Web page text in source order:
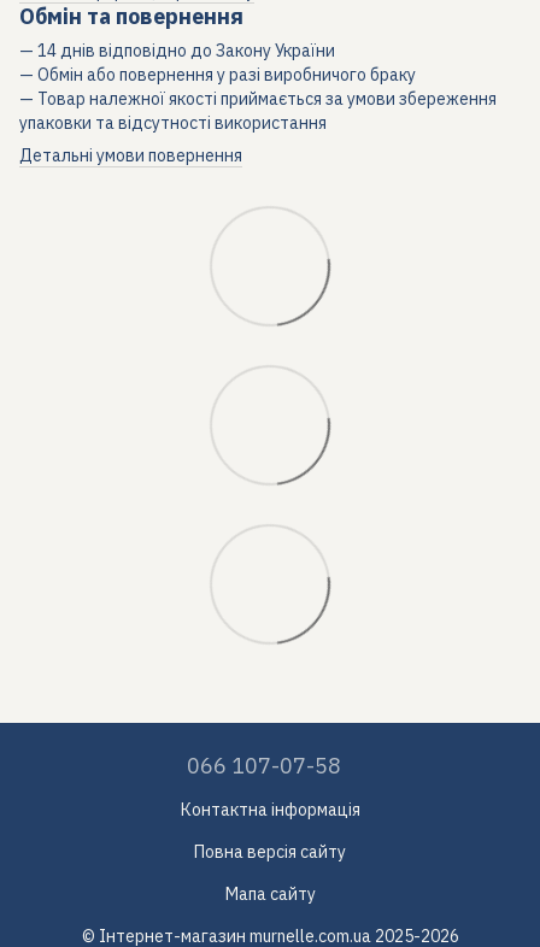
Обмін та повернення
— 14 днів відповідно до Закону України
— Обмін або повернення у разі виробничого браку
— Товар належної якості приймається за умови збереження
упаковки та відсутності використання
Детальні умови повернення
066 107-07-58
Контактна інформація
Повна версія сайту
Мапа сайту
© Інтернет-магазин murnelle.com.ua 2025-2026